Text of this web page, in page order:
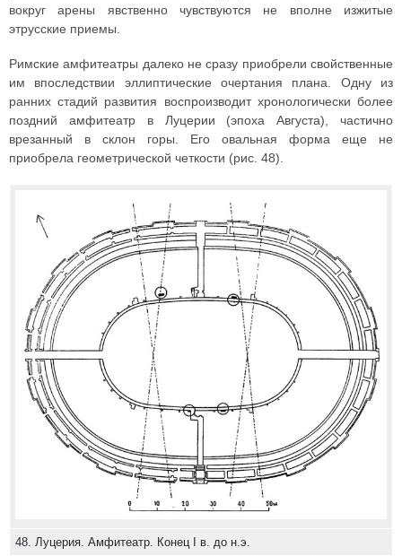
вокруг арены явственно чувствуются не вполне изжитые
этрусские приемы.
Римские амфитеатры далеко не сразу приобрели свойственные
им впоследствии эллиптические очертания плана. Одну из
ранних стадий развития воспроизводит хронологически более
поздний амфитеатр в Луцерии (эпоха Августа), частично
врезанный в склон горы. Его овальная форма еще не
приобрела геометрической четкости (рис. 48).
48. Луцерия. Амфитеатр. Конец I в. до н.э.